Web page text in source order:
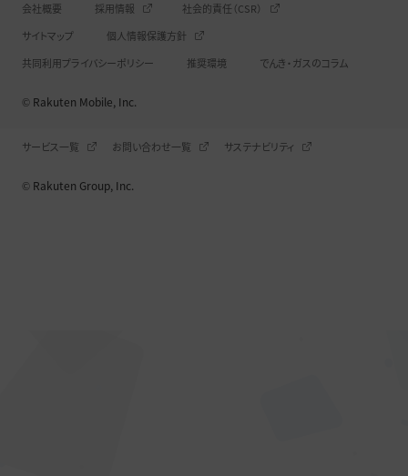
会社概要 採用情報
社会的責任（CSR）
サイトマップ
個人情報保護方針
共同利用プライバシーポリシー
推奨環境 でんき・ガスのコラム
© Rakuten Mobile, Inc.
サービス一覧 お問い合わせ一覧 サステナビリティ
© Rakuten Group, Inc.